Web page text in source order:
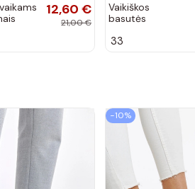
12,60 €
21,00 €
Vaikiškos
basutės
33
−10%